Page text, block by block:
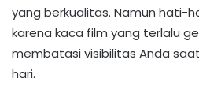
yang berkualitas. Namun hati-
karena kaca film yang terlalu
membatasi visibilitas Anda
hari.